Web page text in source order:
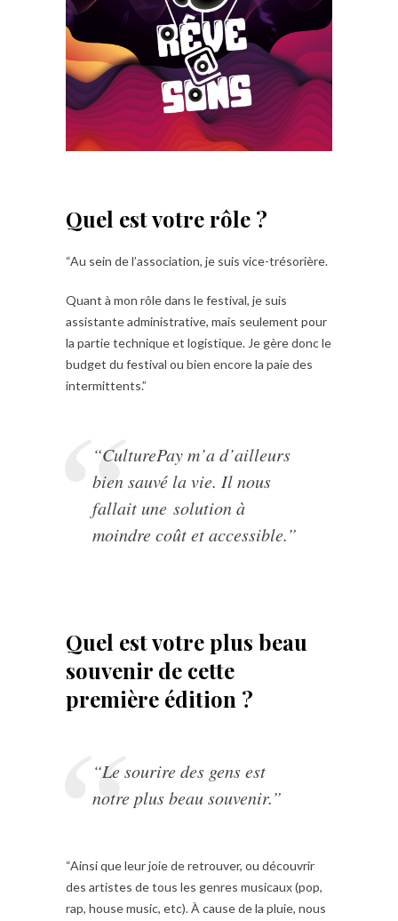
Quel est votre rôle ?
“Au sein de l’association, je suis vice-trésorière.
Quant à mon rôle dans le festival, je suis
assistante administrative, mais seulement pour
la partie technique et logistique. Je gère donc le
budget du festival ou bien encore la paie des
intermittents.”
“CulturePay m’a d’ailleurs
bien sauvé la vie. Il nous
fallait une solution à
moindre coût et accessible.”
Quel est votre plus beau
souvenir de cette
première édition ?
“Le sourire des gens est
notre plus beau souvenir.”
“Ainsi que leur joie de retrouver, ou découvrir
des artistes de tous les genres musicaux (pop,
rap, house music, etc). À cause de la pluie, nous